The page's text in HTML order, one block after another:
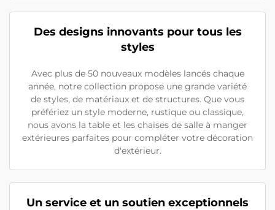
Des designs innovants pour tous les
styles
Avec plus de 50 nouveaux modèles lancés chaque
année, notre collection propose une grande variété
de styles, de matériaux et de structures. Que vous
préfériez un style moderne, rustique ou classique,
nous avons la table et les chaises de salle à manger
extérieures parfaites pour compléter votre décoration
d'extérieur.
Un service et un soutien exceptionnels